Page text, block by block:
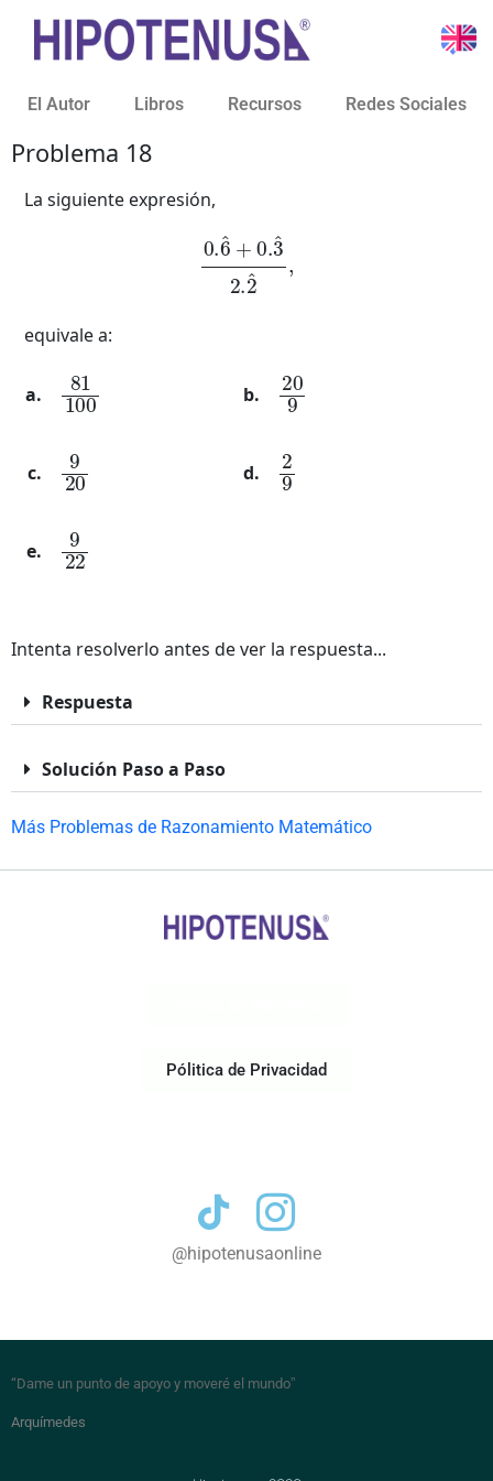
El Autor Libros Recursos Redes Sociales
Problema 18
La siguiente expresión,
^ + ^ 2.
equivale a:
81100 209
920 29
922
Intenta resolverlo antes de ver la respuesta...
Respuesta
Solución Paso a Paso
Más Problemas de Razonamiento Matemático
Pólitica de Privacidad
@hipotenusaonline
“Dame un punto de apoyo y moveré el mundo”
Arquímedes